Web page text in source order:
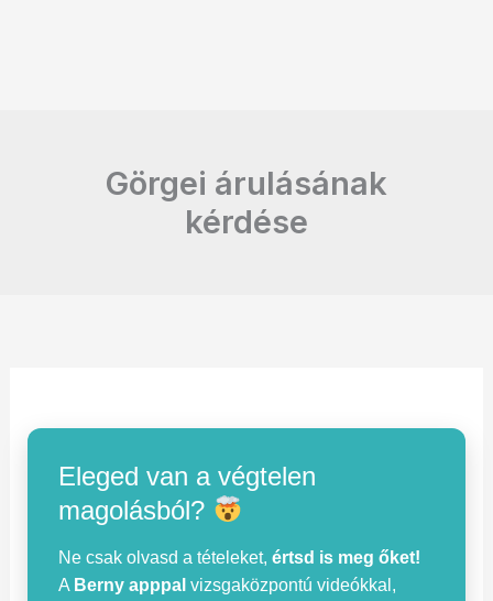
Görgei árulásának
kérdése
Eleged van a végtelen
magolásból?
Ne csak olvasd a tételeket,értsd is meg őket!
A Berny apppal vizsgaközpontú videókkal,